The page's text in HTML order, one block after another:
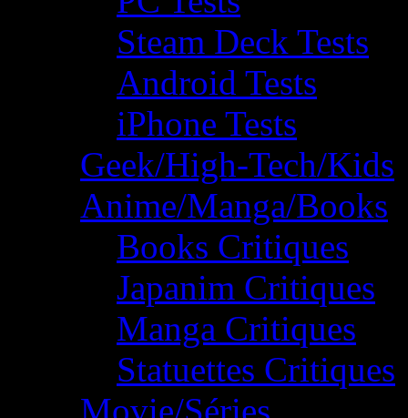
Steam Deck Tests
Android Tests
iPhone Tests
Geek/High-Tech/Kids
Anime/Manga/Books
Books Critiques
Japanim Critiques
Manga Critiques
Statuettes Critiques